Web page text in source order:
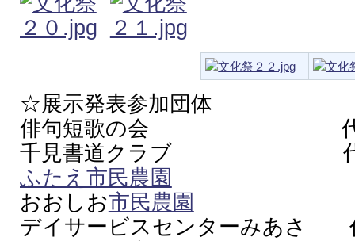
☆展示発表参加団体
俳句短歌の会 代表
千見書道クラブ 代表
ふたえ市民農園
おおしお市民農園
デイサービスセンターみあさ